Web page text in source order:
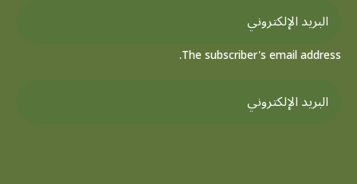
The subscriber's email address.